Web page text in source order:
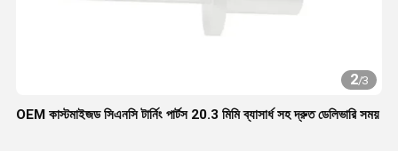
2/3
OEM কাস্টমাইজড সিএনসি টার্নিং পার্টস 20.3 মিমি ব্যাসার্ধ সহ দ্রুত ডেলিভারি সময়